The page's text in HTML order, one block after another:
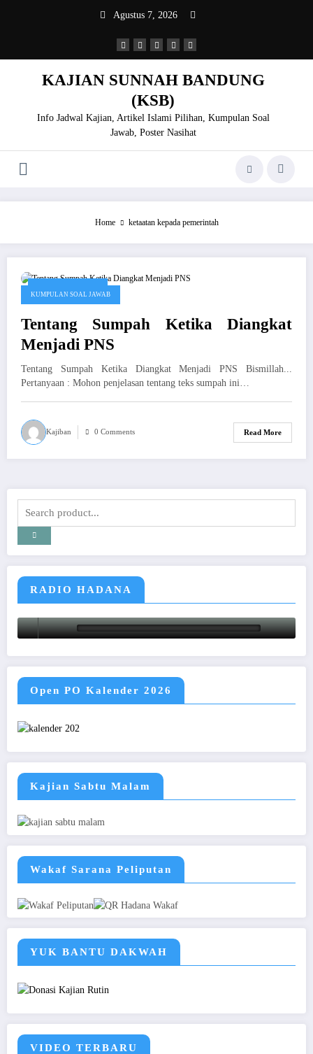
Agustus 7, 2026
KAJIAN SUNNAH BANDUNG
(KSB)
Info Jadwal Kajian, Artikel Islami Pilihan, Kumpulan Soal
Jawab, Poster Nasihat
Home ketaatan kepada pemerintah
KUMPULAN SOAL JAWAB
Tentang Sumpah Ketika Diangkat
Menjadi PNS
Tentang Sumpah Ketika Diangkat Menjadi PNS Bismillah...
Pertanyaan : Mohon penjelasan tentang teks sumpah ini…
Kajiban 0 Comments Read More
RADIO HADANA
Open PO Kalender 2026
Kajian Sabtu Malam
Wakaf Sarana Peliputan
YUK BANTU DAKWAH
VIDEO TERBARU